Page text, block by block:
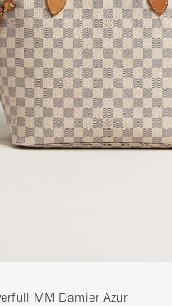
MM Damier Azur